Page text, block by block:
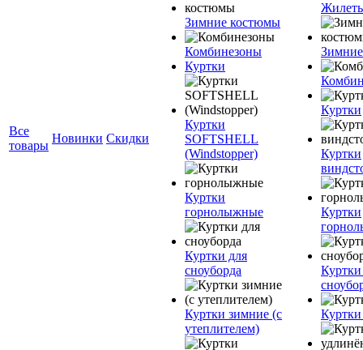
Все
товары
Новинки Скидки
Зимние костюмы
Комбинезоны
Куртки
Куртки
SOFTSHELL
(Windstopper)
Куртки
горнолыжные
Куртки для
сноуборда
Куртки зимние (с
утеплителем)
Куртки
Куртки
Куртки
Куртки